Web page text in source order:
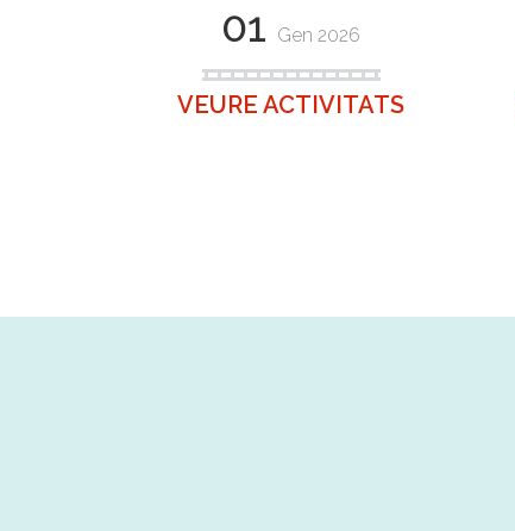
01 Gen 2026
VEURE ACTIVITATS